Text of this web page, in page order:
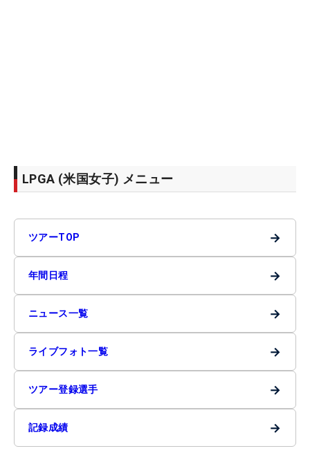
LPGA (米国女子) メニュー
ツアーTOP →
年間日程 →
ニュース一覧 →
ライブフォト一覧 →
ツアー登録選手 →
記録成績 →